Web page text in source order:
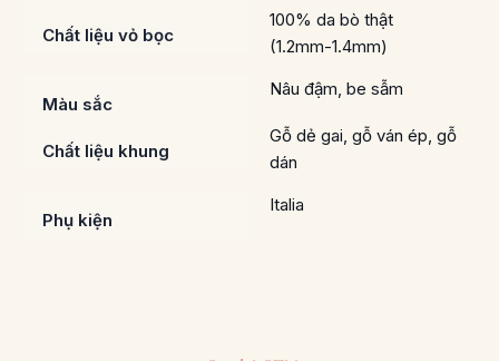
Chất liệu vỏ bọc
100% da bò thật
(1.2mm-1.4mm)
Màu sắc
Nâu đậm, be sẫm
Chất liệu khung
Gỗ dẻ gai, gỗ ván ép, gỗ
dán
Phụ kiện
Italia